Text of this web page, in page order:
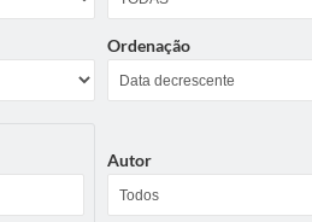
Ordenação
Autor